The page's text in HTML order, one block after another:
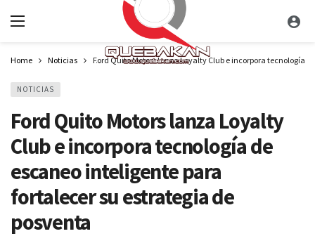
Home Noticias Ford Quito Motors lanza Loyalty Club e incorpora tecnología
NOTICIAS
Ford Quito Motors lanza Loyalty
Club e incorpora tecnología de
escaneo inteligente para
fortalecer su estrategia de
posventa